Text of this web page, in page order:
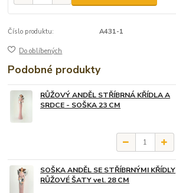
Číslo produktu: A431-1
Do oblíbených
Podobné produkty
RŮŽOVÝ ANDĚL STŘÍBRNÁ KŘÍDLA A
SRDCE - SOŠKA 23 CM
SOŠKA ANDĚL SE STŘÍBRNÝMI KŘÍDLY
RŮŽOVÉ ŠATY vel. 28 CM